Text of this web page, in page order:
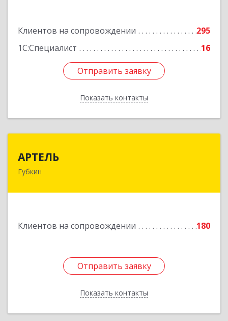
Клиентов на сопровождении
295
1С:Специалист
16
Отправить заявку
Показать контакты
Отправить заявку
Назад
АРТЕЛЬ
Губкин
Клиентов на сопровождении 180
Отправить заявку
Показать контакты
309181, Белгородская обл, Губкинский р-н,
Отправить заявку
Назад